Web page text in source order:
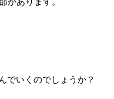
でいくのでしょうか？